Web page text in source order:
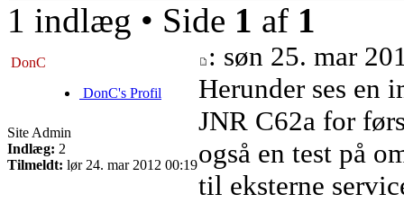
1 indlæg • Side 1 af 1
DonC
DonC's Profil
Site Admin
Indlæg: 2
Tilmeldt: lør 24. mar 2012 00:19
: søn 25. mar
Herunder ses en
JNR C62a for
også en test på
til eksterne